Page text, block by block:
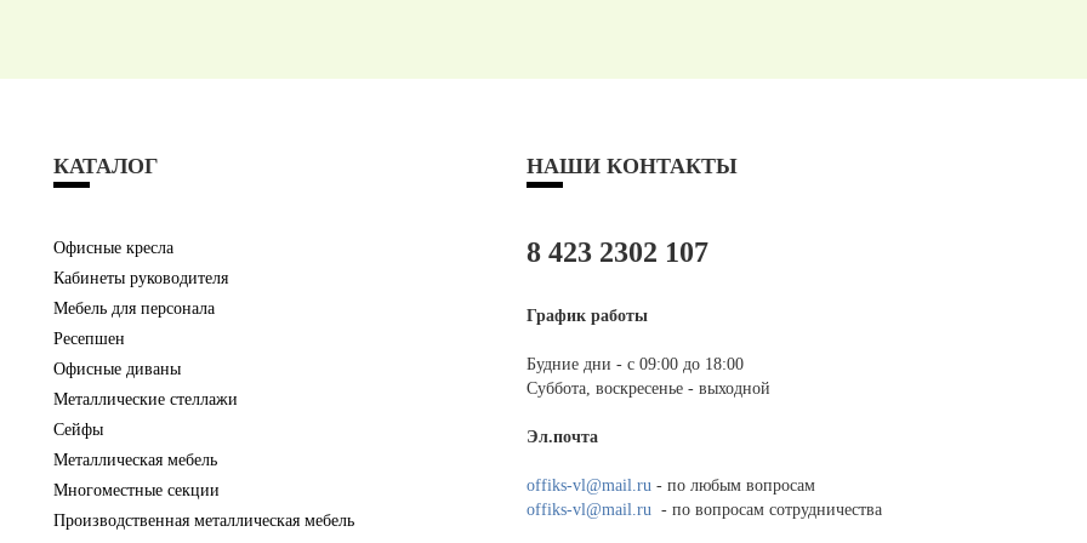
КАТАЛОГ
Офисные кресла
Кабинеты руководителя
Мебель для персонала
Ресепшен
Офисные диваны
Металлические стеллажи
Сейфы
Металлическая мебель
Многоместные секции
Производственная металлическая мебель
НАШИ КОНТАКТЫ
8 423 2302 107
График работы
Будние дни - с 09:00 до 18:00
Суббота, воскресенье - выходной
Эл.почта
offiks-vl@mail.ru - по любым вопросам
offiks-vl@mail.ru - по вопросам сотрудничества